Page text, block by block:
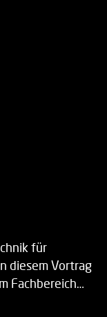
für
diesem Vortrag
Fachbereich…